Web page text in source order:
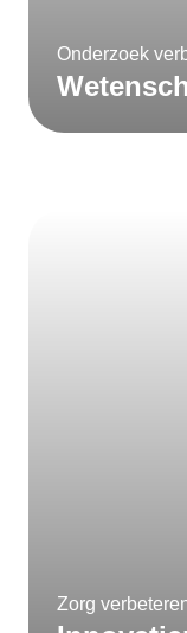
Onderzoek
Zorg